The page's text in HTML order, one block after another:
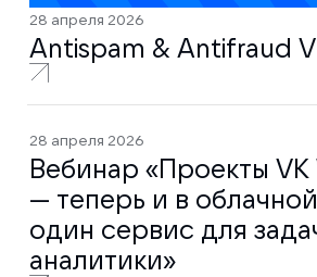
28 апреля 2026
Antispam & Antifraud
28 апреля 2026
Вебинар «Проекты VK
— теперь и в
один сервис для
аналитики»